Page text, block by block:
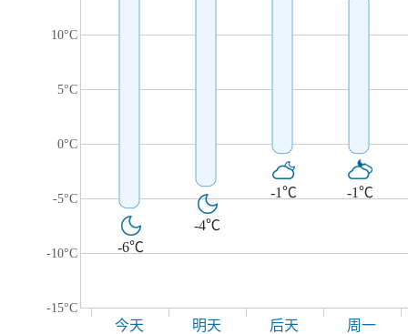
10°C
5°C
0°C
-5°C
-10°C
-15°C
-6℃
-4℃
-1℃ -1℃
今天 明天 后天 周一